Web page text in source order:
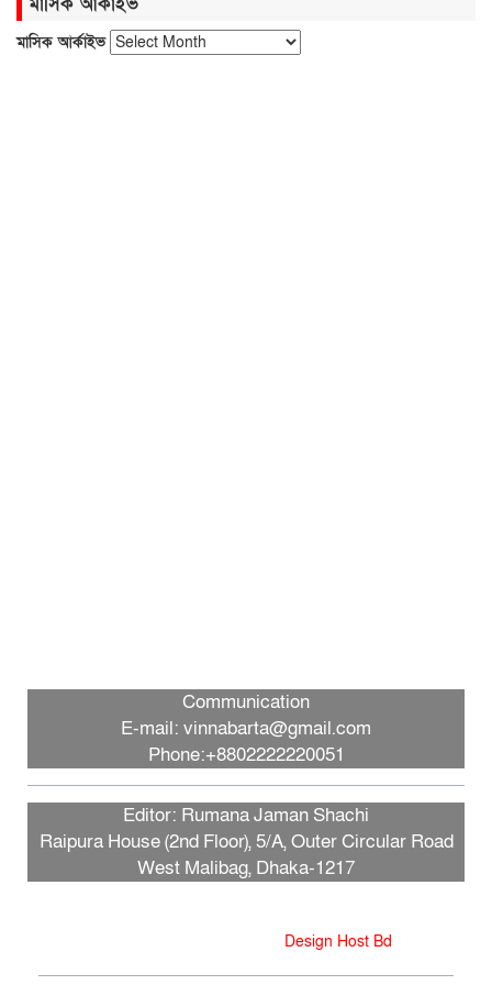
বিদেশিদের সামনে হেনস্তা হলাম, খুব
সালাউদ্দীন আটক
গণতান্ত্রিক আন্দোলনের প্রতিচ্ছবি ‘জুলাই
স্মৃতি জাদুঘর’: প্রধানমন্ত্রী
পথ হারালে এই জাদুঘরে এসে পথ খুঁজে
গাজীপুর মহাসড়কে ঘরমুখো মানুষের ঢল
মাসিক আর্কাইভ
Communication
E-mail: vinnabarta@gmail.com
Phone:+8802222220051
Editor: Rumana Jaman Shachi
Raipura House (2nd Floor), 5/A, Outer Circular Road
West Malibag, Dhaka-1217
Design Host Bd